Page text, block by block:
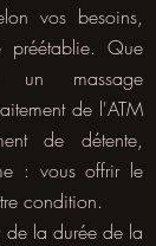
vos besoins,
préétablie. Que
un massage
de l'ATM
de détente,
: vous offrir le
condition.
de la durée de la